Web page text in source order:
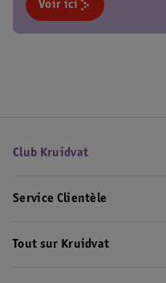
Voir ici
Club Kruidvat
Service Clientèle
Tout sur Kruidvat